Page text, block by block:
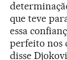
que teve
essa
perfeito nos
disse